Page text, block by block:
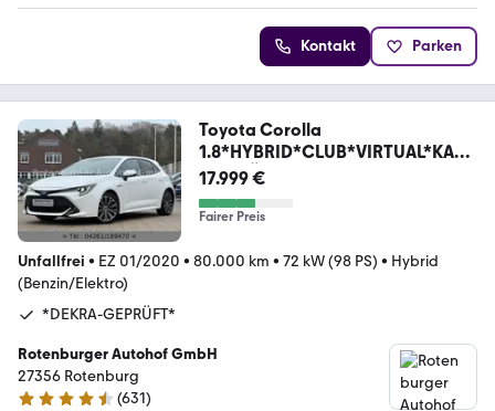
Kontakt Parken
Toyota Corolla
1.8*HYBRID*CLUB*VIRTUAL*KAM
ERA*TÜV NEU*
17.999 €
Fairer Preis
Unfallfrei • EZ 01/2020 • 80.000 km • 72 kW (98 PS) • Hybrid
(Benzin/Elektro)
*DEKRA-GEPRÜFT*
Rotenburger Autohof GmbH
27356 Rotenburg
(631)